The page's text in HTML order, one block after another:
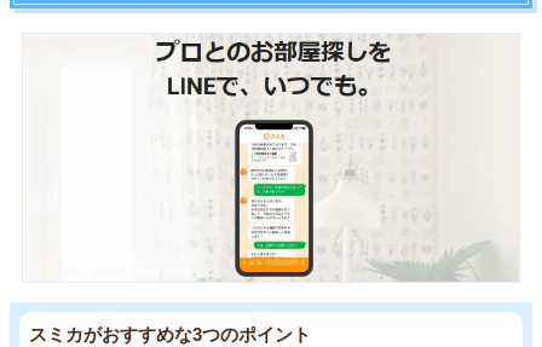
スミカがおすすめな3つのポイント